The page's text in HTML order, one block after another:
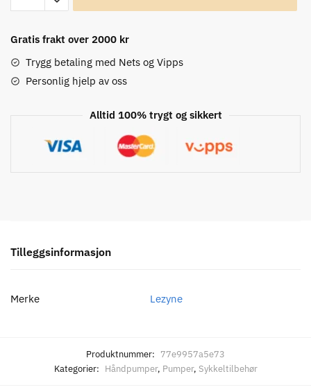
Drive
antall
Gratis frakt over 2000 kr
Trygg betaling med Nets og Vipps
Personlig hjelp av oss
Alltid 100% trygt og sikkert
Tilleggsinformasjon
Merke Lezyne
Produktnummer: 77e9957a5e73
Kategorier: Håndpumper, Pumper, Sykkeltilbehør